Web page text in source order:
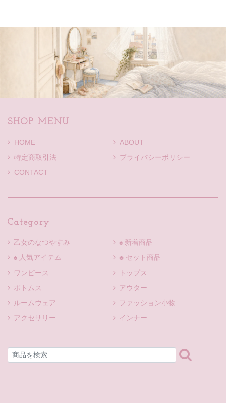
SHOP MENU
HOME
ABOUT
特定商取引法
プライバシーポリシー
CONTACT
Category
乙女のなつやすみ
♠ 新着商品
♠ 人気アイテム
♣ セット商品
ワンピース
トップス
ボトムス
アウター
ルームウェア
ファッション小物
アクセサリー
インナー